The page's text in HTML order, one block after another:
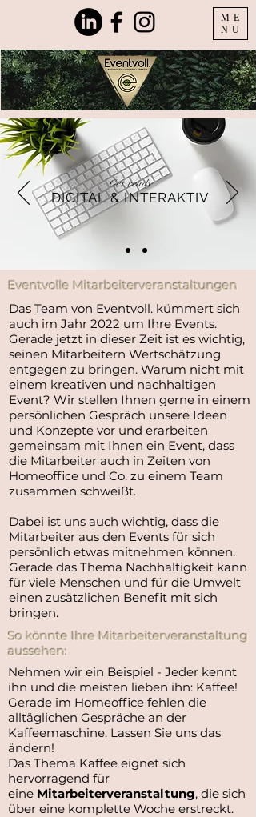
ME
NU
Get ready
DIGITAL & INTERAKTIV
Eventvolle Mitarbeiterveranstaltungen
Das Team von Eventvoll. kümmert sich
auch im Jahr 2022 um Ihre Events.
Gerade jetzt in dieser Zeit ist es wichtig,
seinen Mitarbeitern Wertschätzung
entgegen zu bringen. Warum nicht mit
einem kreativen und nachhaltigen
Event? Wir stellen Ihnen gerne in einem
persönlichen Gespräch unsere Ideen
und Konzepte vor und erarbeiten
gemeinsam mit Ihnen ein Event, dass
die Mitarbeiter auch in Zeiten von
Homeoffice und Co. zu einem Team
zusammen schweißt.
Dabei ist uns auch wichtig, dass die
Mitarbeiter aus den Events für sich
persönlich etwas mitnehmen können.
Gerade das Thema Nachhaltigkeit kann
für viele Menschen und für die Umwelt
einen zusätzlichen Benefit mit sich
bringen.
So könnte Ihre Mitarbeiterveranstaltung
aussehen:
Nehmen wir ein Beispiel - Jeder kennt
ihn und die meisten lieben ihn: Kaffee!
Gerade im Homeoffice fehlen die
alltäglichen Gespräche an der
Kaffeemaschine. Lassen Sie uns das
ändern!
Das Thema Kaffee eignet sich
hervorragend für
eine Mitarbeiterveranstaltung, die sich
über eine komplette Woche erstreckt.